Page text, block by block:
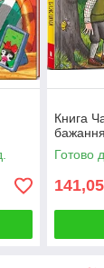
Книга
Готово
141,05